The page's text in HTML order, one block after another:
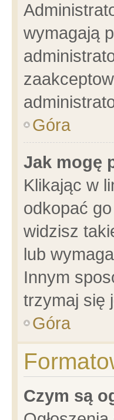
wymagają
Góra
Jak mogę
Klikając w
odkopać
widzisz
lub
Innym
trzymaj się
Góra
Czym są